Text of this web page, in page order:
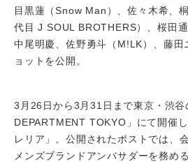
目黒蓮（Snow Man）、佐々木希、
代目 J SOUL BROTHERS）、桜田
中尾明慶、佐野勇斗（M!LK）、藤田
ョットを公開。
3月26日から3月31日まで東京・渋谷
DEPARTMENT TOKYO」にて開催
レリア」。公開されたポストでは、
メンズブランドアンバサダーを務め